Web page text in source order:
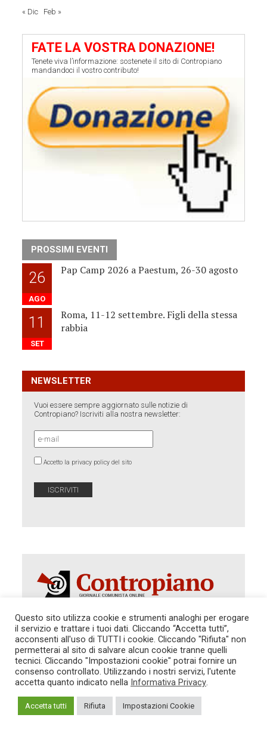
« Dic Feb »
FATE LA VOSTRA DONAZIONE!
Tenete viva l’informazione: sostenete il sito di Contropiano
mandandoci il vostro contributo!
PROSSIMI EVENTI
26
AGO
Pap Camp 2026 a Paestum, 26-30 agosto
11
SET
Roma, 11-12 settembre. Figli della stessa
rabbia
NEWSLETTER
Vuoi essere sempre aggiornato sulle notizie di
Contropiano? Iscriviti alla nostra newsletter:
Accetto la privacy policy del sito
Autorizzazione del Tribunale di Roma 286 del 31
dicembre 2014. Direttore Responsabile: Sergio
Cararo. Indirizzo: V.Casalbruciato 27- sc. B - 00159
Tel. 06.640.122.19 -redazione@contropiano.org
TG CONTROPIANO
LINK CONSIGLIATI
PRIVACY
COOKIE POLICY
Questo sito utilizza cookie e strumenti analoghi per erogare
il servizio e trattare i tuoi dati. Cliccando “Accetta tutti”,
acconsenti all'uso di TUTTI i cookie. Cliccando "Rifiuta" non
permetterai al sito di salvare alcun cookie tranne quelli
tecnici. Cliccando "Impostazioni cookie" potrai fornire un
consenso controllato. Utilizzando i nostri servizi, l'utente
accetta quanto indicato nella Informativa Privacy.
Accetta tutti Rifiuta Impostazioni Cookie